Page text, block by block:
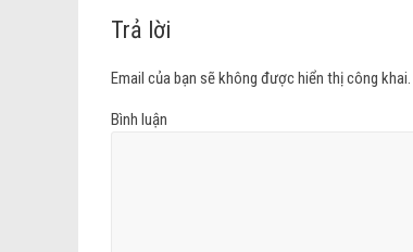
Trả lời
Email của bạn sẽ không được hiển thị công khai.
Bình luận